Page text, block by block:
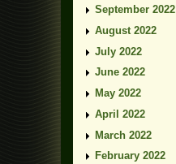
September 2022
August 2022
July 2022
June 2022
May 2022
April 2022
March 2022
February 2022